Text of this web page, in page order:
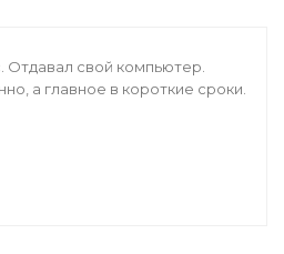
Отдавал свой компьютер.
а главное в короткие сроки.